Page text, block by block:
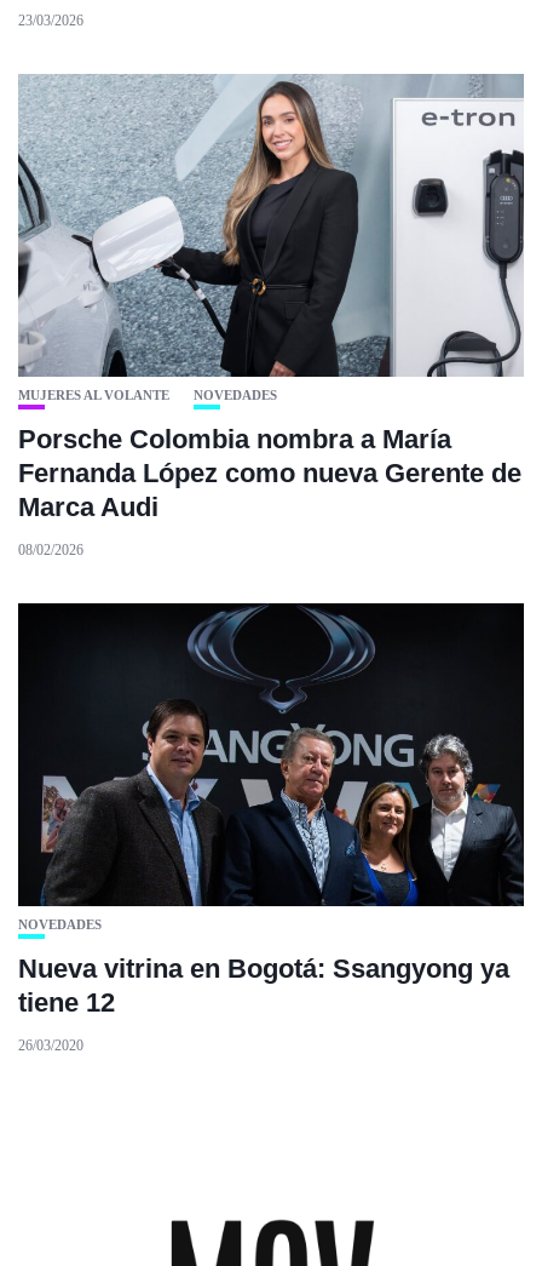
23/03/2026
MUJERES AL VOLANTE NOVEDADES
Porsche Colombia nombra a María
Fernanda López como nueva Gerente de
Marca Audi
08/02/2026
NOVEDADES
Nueva vitrina en Bogotá: Ssangyong ya
tiene 12
26/03/2020